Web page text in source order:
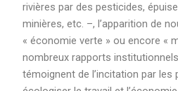
rivières par des pesticides,
minières, etc. –, l’apparition de
« économie verte » ou encore «
nombreux rapports
témoignent de l’incitation par les